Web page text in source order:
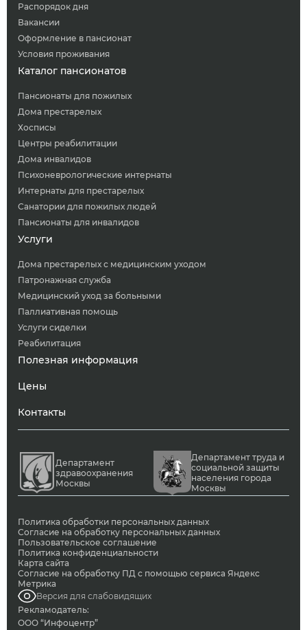
Распорядок дня
Вакансии
Оформление в пансионат
Условия проживания
Каталог пансионатов
Пансионаты для пожилых
Дома престарелых
Хосписы
Центры реабилитации
Дома инвалидов
Психоневрологические интернаты
Интернаты для престарелых
Санатории для пожилых людей
Пансионаты для инвалидов
Услуги
Дома престарелых с медицинским уходом
Патронажная служба
Медицинский уход за больными
Паллиативная помощь
Услуги сиделки
Реабилитация
Полезная информация
Цены
Контакты
Департамент
здравоохранения
Москвы
Департамент труда и
социальной защиты
населения города
Москвы
Политика обработки персональных данных
Согласие на обработку персональных данных
Пользовательское соглашение
Политика конфиденциальности
Карта сайта
Согласие на обработку ПД с помощью сервиса Яндекс
Метрика
Версия для слабовидящих
Рекламодатель:
ООО “Инфоцентр”